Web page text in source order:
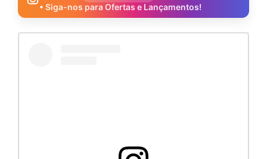
• Siga-nos para Ofertas e Lançamentos!